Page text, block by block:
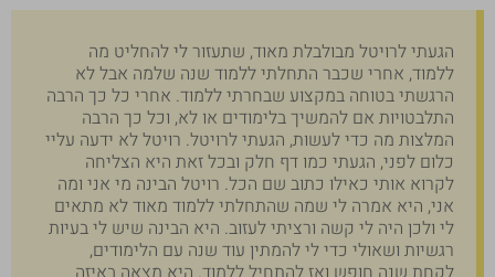
הגעתי לרויטל מבולבלת מאוד, שתעזור לי להחליט מה
ללמוד, אחרי שכבר התחלתי ללמוד שנה שלמה אבל לא
הרגשתי בטוחה במקצוע שבחרתי ללמוד. אחרי כל כך הרבה
התלבטויות אם להמשיך בלימודים או לא, וכל כך הרבה
המלצות מה כדי לעשות, הגעתי לרויטל. רויטל לא ידעה עליי
כלום לפני, הגעתי כמו דף חלק ובכל זאת היא הצליחה
לקרוא אותי כאילו כתוב שם הכל. רויטל הבינה מי אני ומה
אני, היא אמרה לי שמה שהתחלתי ללמוד מאוד לא מתאים
לי ולכן היה לי קשה ורציתי לעזוב. היא הבינה שיש לי בעיות
רגשיות ושאולי כדי לי להמתין עוד שנה עם הלימודים,